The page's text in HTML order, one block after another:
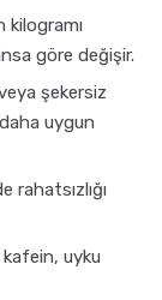
kilogramı
göre değişir.
şekersiz
uygun
rahatsızlığı
uyku